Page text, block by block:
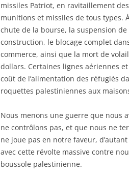
missiles Patriot, en ravitaillement
munitions et missiles de tous types.
chute de la bourse, la suspension
construction, le blocage complet
commerce, ainsi que la mort de
dollars. Certaines lignes aériennes
coût de l’alimentation des réfugiés
roquettes palestiniennes aux
Nous menons une guerre que nous
ne contrôlons pas, et que nous ne
ne joue pas en notre faveur,
avec cette révolte massive contre
boussole palestinienne.